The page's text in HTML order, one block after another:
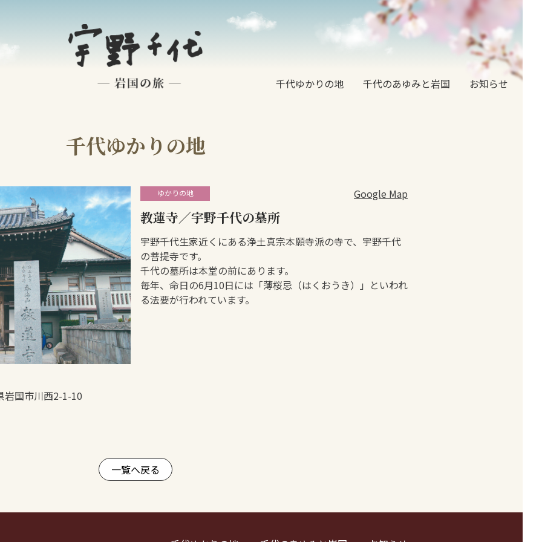
千代ゆかりの地 千代のあゆみと岩国 お知らせ
千代ゆかりの地
ゆかりの地 Google Map
教蓮寺／宇野千代の墓所
宇野千代生家近くにある浄土真宗本願寺派の寺で、宇野千代
の菩提寺です。
千代の墓所は本堂の前にあります。
毎年、命日の6月10日には「薄桜忌（はくおうき）」といわれ
る法要が行われています。
国市川西2-1-10
一覧へ戻る